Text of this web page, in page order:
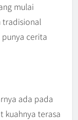
mulai
tradisional
cerita
ada pada
kuahnya terasa